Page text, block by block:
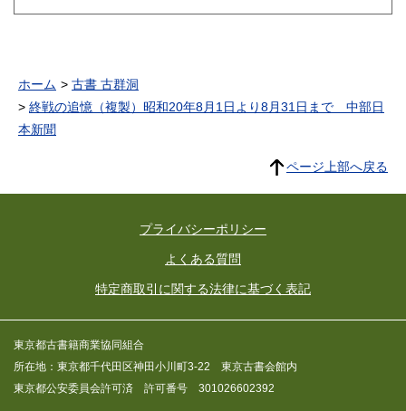
ホーム
古書 古群洞
終戦の追憶（複製）昭和20年8月1日より8月31日まで 中部日
本新聞
ページ上部へ戻る
プライバシーポリシー
よくある質問
特定商取引に関する法律に基づく表記
東京都古書籍商業協同組合
所在地：東京都千代田区神田小川町3-22 東京古書会館内
東京都公安委員会許可済 許可番号 301026602392